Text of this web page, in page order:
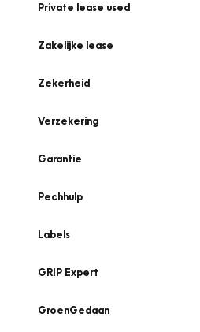
Private lease used
Zakelijke lease
Zekerheid
Verzekering
Garantie
Pechhulp
Labels
GRIP Expert
GroenGedaan